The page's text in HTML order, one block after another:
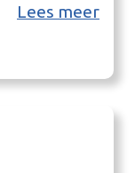
Lees meer